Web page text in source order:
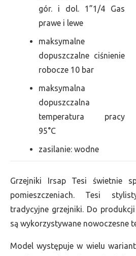
gór. i dol. 1”1/4 Gas
prawe i lewe
maksymalne
dopuszczalne ciśnienie
robocze 10 bar
maksymalna
dopuszczalna
temperatura pracy
95°C
zasilanie: wodne
Grzejniki Irsap Tesi świetnie
pomieszczeniach. Tesi
tradycyjne grzejniki. Do
są wykorzystywane nowoczesne
Model występuje w wielu